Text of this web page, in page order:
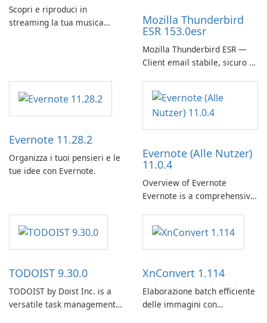
Scopri e riproduci in
streaming la tua musica
Mozilla Thunderbird
ESR 153.0esr
Mozilla Thunderbird ESR —
Client email stabile, sicuro e
Evernote 11.28.2
Organizza i tuoi pensieri e le
tue idee con Evernote.
Evernote (Alle Nutzer)
11.0.4
Overview of Evernote
Evernote is a comprehensive
users capture, organize, and
access information across
TODOIST 9.30.0
TODOIST by Doist Inc. is a
versatile task management
XnConvert 1.114
Elaborazione batch efficiente
delle immagini con